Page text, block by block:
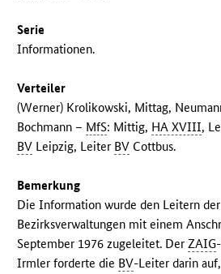
Serie
Informationen.
Verteiler
(Werner) Krolikowski, Mittag,
Bochmann – MfS: Mittig, HA XVIII,
BV Leipzig, Leiter BV Cottbus.
Bemerkung
Die Information wurde den Leitern der
Bezirksverwaltungen mit einem
September 1976 zugeleitet. DerZAIG
Irmler forderte die BV-Leiter darin